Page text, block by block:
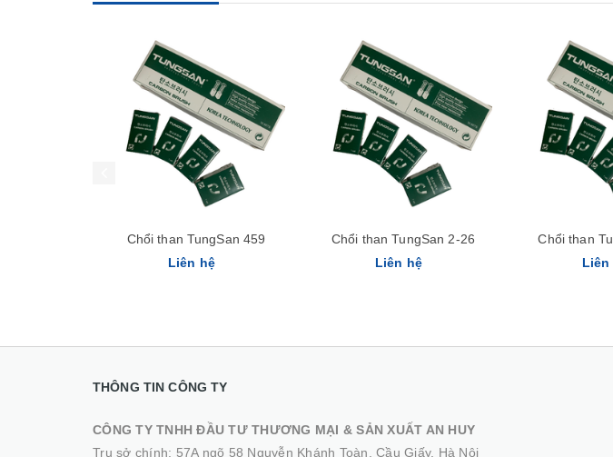
Chổi than TungSan 459
Liên hệ
Chổi than TungSan 2-26
Liên hệ
Chổi than
Liên
THÔNG TIN CÔNG TY
CÔNG TY TNHH ĐẦU TƯ THƯƠNG MẠI & SẢN XUẤT AN HUY
Trụ sở chính: 57A ngõ 58 Nguyễn Khánh Toàn, Cầu Giấy, Hà Nội